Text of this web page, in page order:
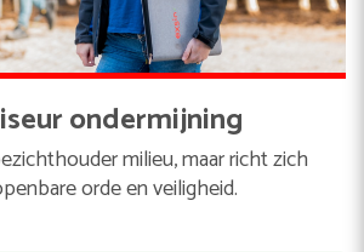
ondermijning
milieu, maar richt zich
orde en veiligheid.